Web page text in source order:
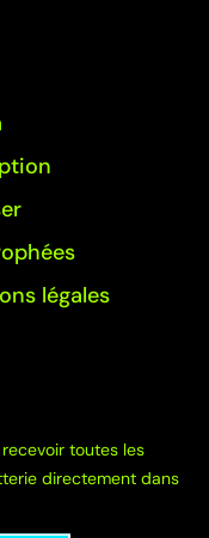
légales
toutes les
directement dans